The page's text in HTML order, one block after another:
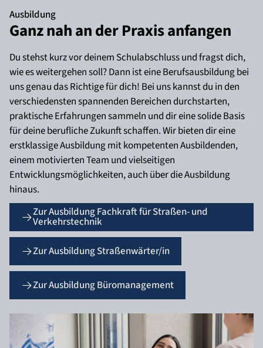
Ausbildung
Ganz nah an der Praxis anfangen
Du stehst kurz vor deinem Schulabschluss und fragst dich,
wie es weitergehen soll? Dann ist eine Berufsausbildung bei
uns genau das Richtige für dich! Bei uns kannst du in den
verschiedensten spannenden Bereichen durchstarten,
praktische Erfahrungen sammeln und dir eine solide Basis
für deine berufliche Zukunft schaffen. Wir bieten dir eine
erstklassige Ausbildung mit kompetenten Ausbildenden,
einem motivierten Team und vielseitigen
Entwicklungsmöglichkeiten, auch über die Ausbildung
hinaus.
Zur Ausbildung Fachkraft für Straßen- und
Verkehrstechnik
Zur Ausbildung Straßenwärter/in
Zur Ausbildung Büromanagement